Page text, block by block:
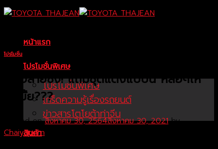
Skip
หน้าแรก
โปรโมชั่นพิเศษ
โปรโมชั่นพิเศษ
เกร็ดความรู้เรื่องรถยนต์
ข่าวสารโตโยต้าท่าจีน
สินค้า
โปรโมชั่น
ว่าไงสายซิ่ง! แถมชุดแต่งแบบนี้ หล่อๆให้
สนมั้ย???
Posted onสิงหาคม 30, 2564สิงหาคม 30, 2021by
Chaiyaporn